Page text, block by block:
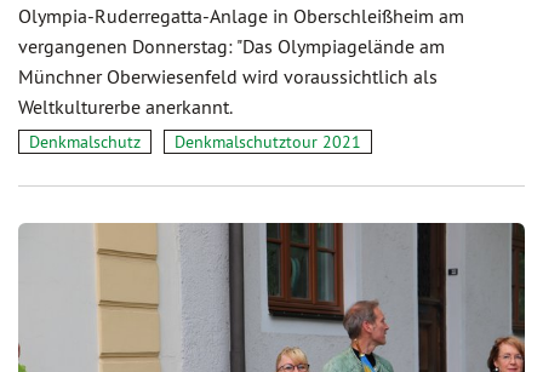
Olympia-Ruderregatta-Anlage in Oberschleißheim am
vergangenen Donnerstag: "Das Olympiagelände am
Münchner Oberwiesenfeld wird voraussichtlich als
Weltkulturerbe anerkannt.
Denkmalschutz Denkmalschutztour 2021